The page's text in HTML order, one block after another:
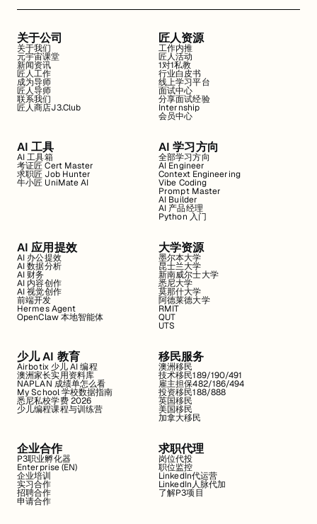
关于公司
关于我们
元宇宙课堂
新闻资讯
匠人工作
成为导师
匠人导师
联系我们
匠人商店J3.Club
匠人资源
工作内推
匠人活动
1对1私教
行业白皮书
线上学习平台
面试中心
分享面试经验
Internship
会员中心
AI 工具
AI 工具箱
考证匠 Cert Master
求职匠 Job Hunter
牛小匠 UniMate AI
AI 学习方向
全部学习方向
AI Engineer
Context Engineering
Vibe Coding
Prompt Master
AI Builder
AI 产品经理
Python 入门
AI 应用提效
AI 办公提效
AI 数据分析
AI 财务
AI 内容创作
AI 视觉创作
前端开发
Hermes Agent
OpenClaw 本地智能体
大学资源
墨尔本大学
昆士兰大学
新南威尔士大学
悉尼大学
莫那什大学
阿德莱德大学
RMIT
QUT
UTS
少儿 AI 教育
Airbotix 少儿 AI 编程
澳洲家长实用资料库
NAPLAN 成绩单怎么看
My School 学校数据指南
悉尼私校学费 2026
少儿编程课程与训练营
移民服务
澳洲移民
技术移民189/190/491
雇主担保482/186/494
投资移民188/888
英国移民
美国移民
加拿大移民
企业合作
P3职业孵化器
Enterprise (EN)
企业培训
实习合作
招聘合作
申请合作
求职代理
岗位代投
职位监控
LinkedIn代运营
LinkedIn人脉代加
了解P3项目